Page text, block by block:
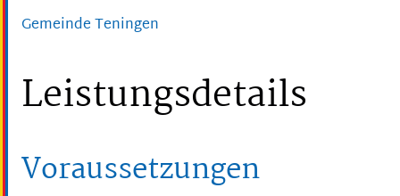
Gemeinde Teningen
Leistungsdetails
Voraussetzungen